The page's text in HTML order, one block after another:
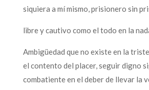
siquiera a mí mismo, prisionero sin
libre y cautivo como el todo en la
Ambigüedad que no existe en la
el contento del placer, seguir digno
combatiente en el deber de llevar la